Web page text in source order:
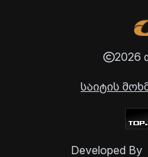
2026
საიტის
Developed By